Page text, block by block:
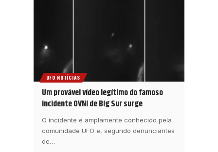
UFO NOTÍCIAS
Um provável vídeo legítimo do famoso
incidente OVNI de Big Sur surge
O incidente é amplamente conhecido pela
comunidade UFO e, segundo denunciantes
de…